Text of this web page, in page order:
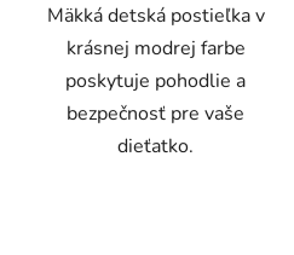
Mäkká detská postieľka v
krásnej modrej farbe
poskytuje pohodlie a
bezpečnosť pre vaše
dieťatko.